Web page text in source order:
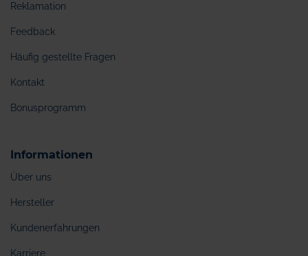
Reklamation
Feedback
Häufig gestellte Fragen
Kontakt
Bonusprogramm
Informationen
Über uns
Hersteller
Kundenerfahrungen
Karriere